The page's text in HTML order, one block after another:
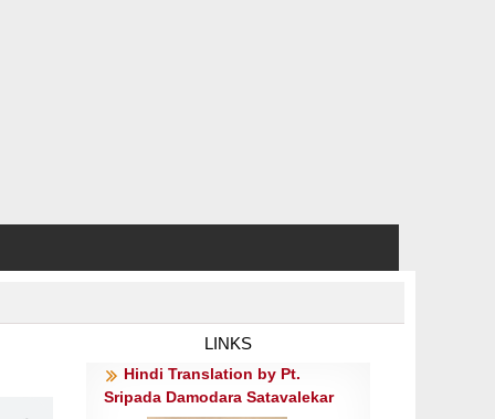
LINKS
Hindi Translation by Pt.
Sripada Damodara Satavalekar